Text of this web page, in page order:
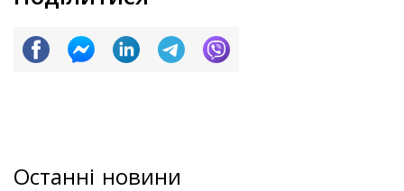
Останні новини